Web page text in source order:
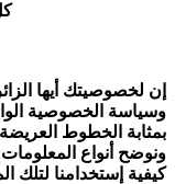
إن لخصوصيتك أيها
وسياسة الخصوصية
بمثابة الخطوط
ونوضح أنواع
كيفية إستخدامنا لتلك